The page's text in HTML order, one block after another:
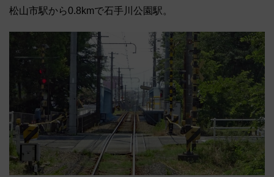
松山市駅から0.8kmで石手川公園駅。